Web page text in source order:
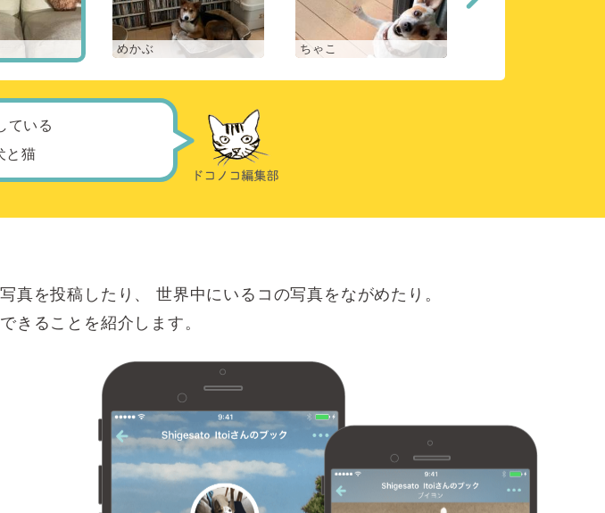
めかぶ ちゃこ
ている
と猫
真を投稿したり、
世界中にいるコの写真をながめたり。
きることを紹介します。